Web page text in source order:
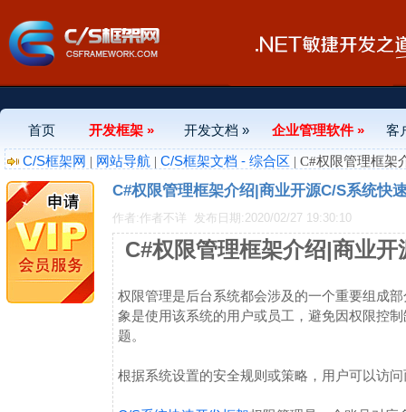
首页 开发框架 » 开发文档 » 企业管理软件 »
客
C/S框架网 | 网站导航 | C/S框架文档 - 综合区 | C#权限管理框架
C#权限管理框架介绍|商业开源C/S系统快
作者:作者不详 发布日期:2020/02/27 19:30:10
C#权限管理框架介绍|商业
权限管理是后台系统都会涉及的一个重要组成
象是使用该系统的用户或员工，避免因权限控
题。
根据系统设置的安全规则或策略，用户可以访